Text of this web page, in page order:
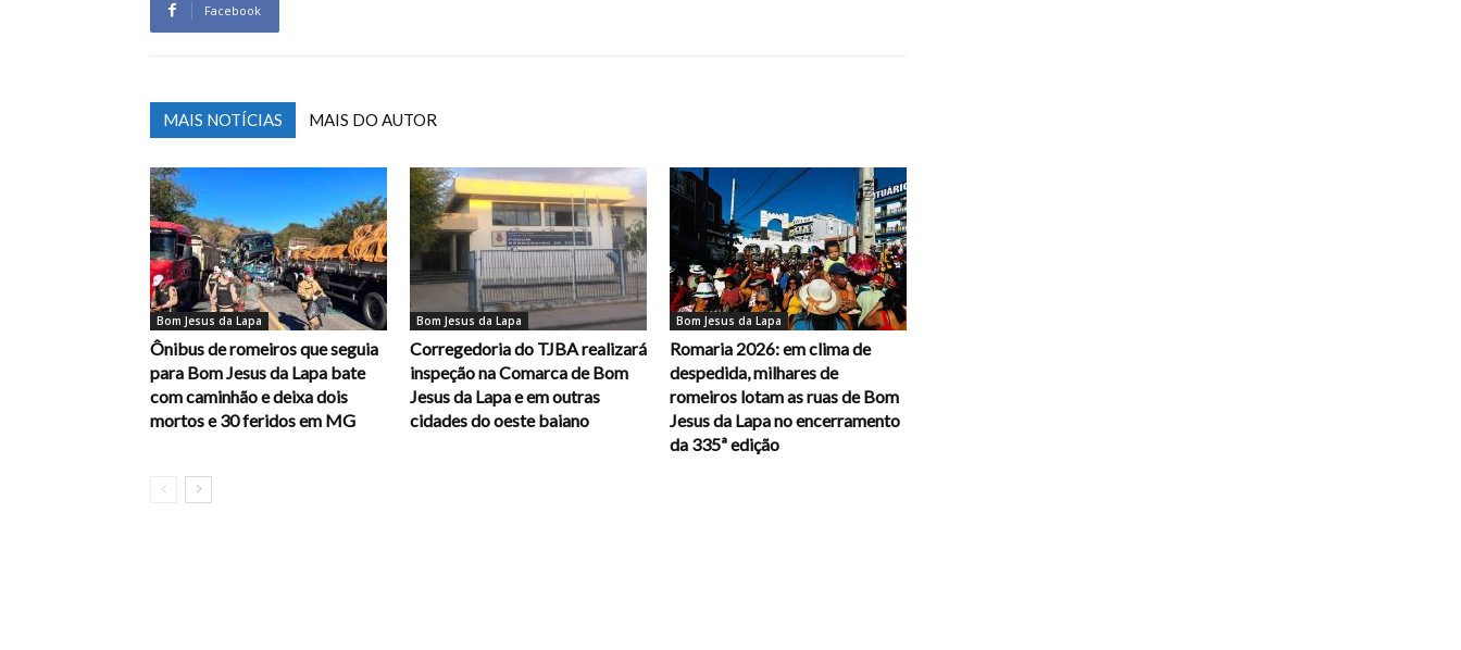
Facebook
MAIS NOTÍCIAS MAIS DO AUTOR
Bom Jesus da Lapa
Ônibus de romeiros que seguia
para Bom Jesus da Lapa bate
com caminhão e deixa dois
mortos e 30 feridos em MG
Bom Jesus da Lapa
Corregedoria do TJBA realizará
inspeção na Comarca de Bom
Jesus da Lapa e em outras
cidades do oeste baiano
Bom Jesus da Lapa
Romaria 2026: em clima de
despedida, milhares de
romeiros lotam as ruas de Bom
Jesus da Lapa no encerramento
da 335ª edição